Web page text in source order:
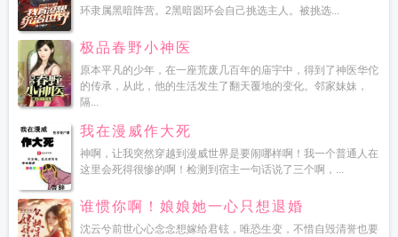
环隶属黑暗阵营。2黑暗圆环会自己挑选主人。被挑选...
极品春野小神医
原本平凡的少年，在一座荒废几百年的庙宇中，得到了神医华佗
的传承，从此，他的生活发生了翻天覆地的变化。邻家妹妹，
隔...
我在漫威作大死
神啊，让我突然穿越到漫威世界是要闹哪样啊！我一个普通人在
这里会死得很惨的啊！检测到宿主一句话说了三个啊，...
谁惯你啊！娘娘她一心只想退婚
沈云兮前世心心念念想嫁给君铉，唯恐生变，不惜自毁清誉也要